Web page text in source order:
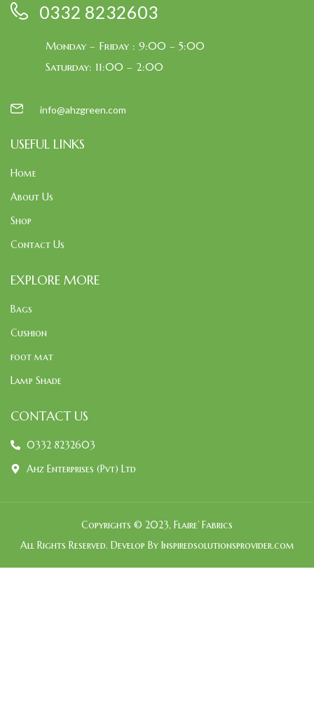
0332 8232603
Monday – Friday : 9:00 – 5:00
Saturday: 11:00 – 2:00
info@ahzgreen.com
USEFUL LINKS
Home
About Us
Shop
Contact Us
EXPLORE MORE
Bags
Cushion
foot mat
Lamp Shade
CONTACT US
0332 8232603
Ahz Enterprises (Pvt) Ltd
Copyrights © 2023, Flaire’ Fabrics
All Rights Reserved. Develop By Inspiredsolutionsprovider.com